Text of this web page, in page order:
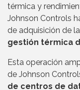
térmica y
Johnson Controls
de adquisición de
gestión térmica
Esta operación
de Johnson
de centros de